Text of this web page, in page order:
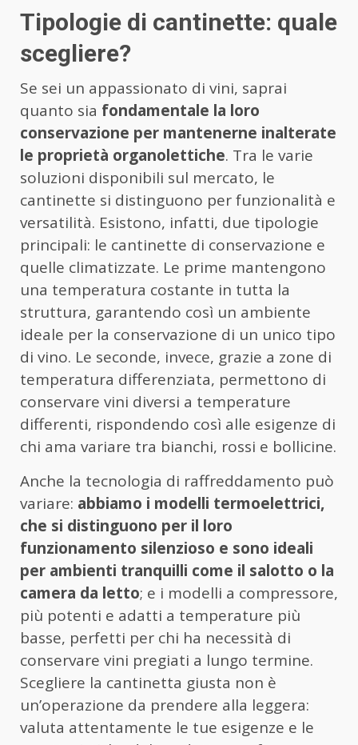
Tipologie di cantinette: quale
scegliere?
Se sei un appassionato di vini, saprai
quanto sia fondamentale la loro
conservazione per mantenerne inalterate
le proprietà organolettiche. Tra le varie
soluzioni disponibili sul mercato, le
cantinette si distinguono per funzionalità e
versatilità. Esistono, infatti, due tipologie
principali: le cantinette di conservazione e
quelle climatizzate. Le prime mantengono
una temperatura costante in tutta la
struttura, garantendo così un ambiente
ideale per la conservazione di un unico tipo
di vino. Le seconde, invece, grazie a zone di
temperatura differenziata, permettono di
conservare vini diversi a temperature
differenti, rispondendo così alle esigenze di
chi ama variare tra bianchi, rossi e bollicine.
Anche la tecnologia di raffreddamento può
variare: abbiamo i modelli termoelettrici,
che si distinguono per il loro
funzionamento silenzioso e sono ideali
per ambienti tranquilli come il salotto o la
camera da letto; e i modelli a compressore,
più potenti e adatti a temperature più
basse, perfetti per chi ha necessità di
conservare vini pregiati a lungo termine.
Scegliere la cantinetta giusta non è
un’operazione da prendere alla leggera:
valuta attentamente le tue esigenze e le